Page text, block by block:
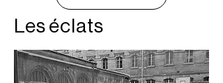
Les éclats